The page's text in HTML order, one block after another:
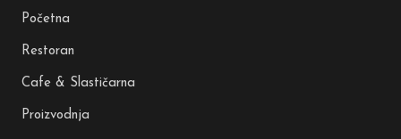
Početna
Restoran
Cafe & Slastičarna
Proizvodnja